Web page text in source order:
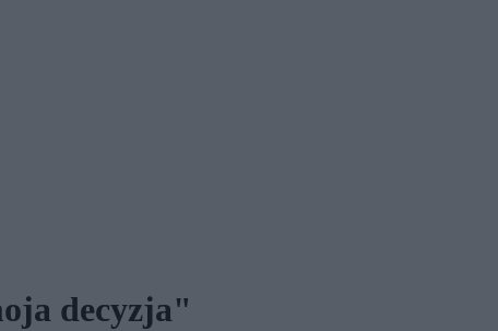
decyzja"